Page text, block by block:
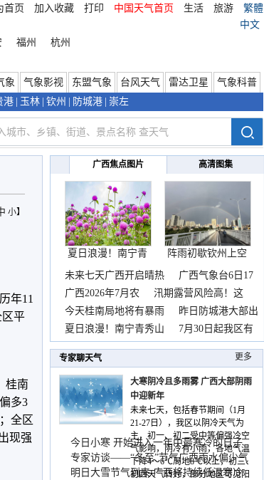
首页 加入收藏 打印 中国天气首页 生活 旅游
繁體
中文
福州 杭州
象 气象影视 东盟气象 台风天气 雷达卫星
气象科普
港 玉林 钦州 防城港 崇左
小】
年11
区平
桂南
多3
全区
现强
广西焦点图片 高清图集
夏日浪漫！南宁青
秀山
阵雨初歇钦州上空
邂逅
未来七天广西开启晴热
广西气象台6日17
时
广西2026年7月农
汛期露营风险高！这
份
今天桂南局地将有暴雨
昨日防城港大部出
现暴
夏日浪漫！南宁青秀山
7月30日起我区有
持
专家聊天气 更多
大寒阴冷且多雨雾 广西大部阴雨
中迎新年
未来七天，包括春节期间（1月
21-27日），我区以阴冷天气为
主，初一、初二受中等偏强冷空
气影响，阴冷有小雨，各地气温
下降4～6℃局地8℃以上，初三、
初四天气转好，部分地区可见阳
今日小寒 开始进入一年中最寒冷的日子
专家访谈——“冬至”节气广西雨水偏少气
温低
明日大雪节气到来 广西将持续低温寒冷